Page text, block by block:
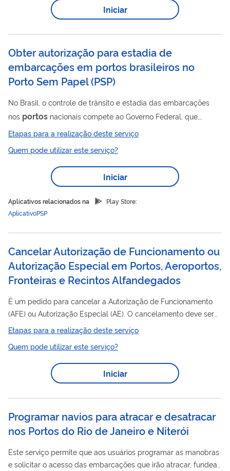
conflitos de interesses conduzida pela Antaq tem por
relacionamento entre...
Iniciar
Obter autorização para estadia de
embarcações em portos brasileiros no
Porto Sem Papel(PSP)
No Brasil, o controle de trânsito e estadia das embarcações
nos portos nacionais compete ao Governo Federal, que,
representado por diversos órgãos anuentes (Anvisa, Marinha,
Polícia Federal, Receita Federal, Vigiagro e Autoridades
Portuárias), fiscaliza o cumprimento de requisitos e concede
anuências autorizando os procedimentos de atracação,
operação e desatracação das embarcações. Por isso, a
(SNPTA) do Ministério da Infraestrutura...
Etapas para a realização deste serviço
Quem pode utilizar este serviço?
Iniciar
Aplicativos relacionados na
Play Store:
AplicativoPSP
Cancelar Autorização de Funcionamento ou
Autorização Especial em Portos, Aeroportos,
Fronteiras e Recintos Alfandegados
É um pedido para cancelar a Autorização de Funcionamento
(AFE) ou Autorização Especial (AE). O cancelamento deve ser
solicitado sempre que a empresa encerrar as atividades na
Etapas para a realização deste serviço
Quem pode utilizar este serviço?
Iniciar
Programar navios para atracar e desatracar
nos Portos do Rio de Janeiro e Niterói
Este serviço permite que aos usuários programar as manobras
e solicitar o acesso das embarcações que irão atracar, fundear